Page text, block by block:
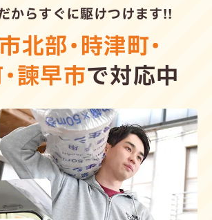
からすぐに駆けつけます!!
北部・時津町・
諫早市で対応中